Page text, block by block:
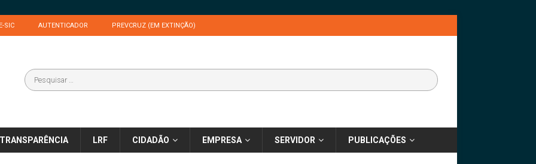
SIC AUTENTICADOR PREVCRUZ (EM EXTINÇÃO)
TRANSPARÊNCIA LRF CIDADÃO EMPRESA SERVIDOR PUBLICAÇÕES